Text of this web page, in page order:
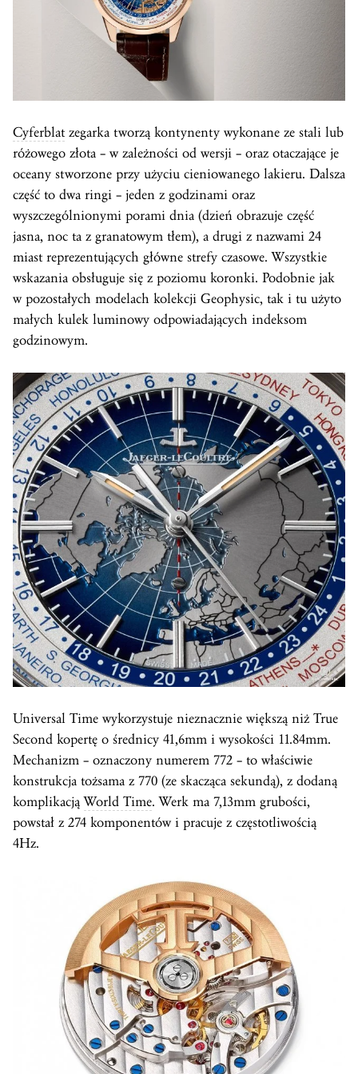
Cyferblatzegarka tworzą kontynenty wykonane ze stali lub
różowego złota – w zależności od wersji – oraz otaczające je
oceany stworzone przy użyciu cieniowanego lakieru. Dalsza
część to dwa ringi – jeden z godzinami oraz
wyszczególnionymi porami dnia (dzień obrazuje część
jasna, noc ta z granatowym tłem), a drugi z nazwami 24
miast reprezentujących główne strefy czasowe. Wszystkie
wskazania obsługuje się z poziomu koronki. Podobnie jak
w pozostałych modelach kolekcji Geophysic, tak i tu użyto
małych kulek luminowy odpowiadających indeksom
godzinowym.
Universal Time wykorzystuje nieznacznie większą niż True
Second kopertę o średnicy 41,6mm i wysokości 11.84mm.
Mechanizm – oznaczony numerem 772 – to właściwie
konstrukcja tożsama z 770 (ze skacząca sekundą), z dodaną
komplikacjąWorld Time. Werk ma 7,13mm grubości,
powstał z 274 komponentów i pracuje z częstotliwością
4Hz.